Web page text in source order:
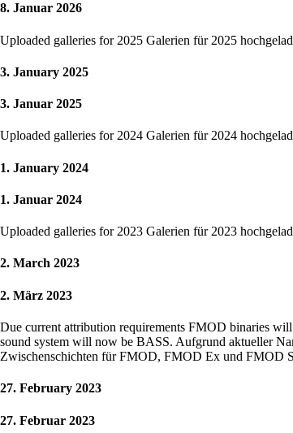
8. Januar 2026
Uploaded galleries for 2025 Galerien für 2025
3. January 2025
3. Januar 2025
Uploaded galleries for 2024 Galerien für 2024
1. January 2024
1. Januar 2024
Uploaded galleries for 2023 Galerien für 2023
2. March 2023
2. März 2023
Due current attribution requirements FMOD binaries
sound system will now be BASS. Aufgrund aktueller
Zwischenschichten für FMOD, FMOD Ex und FMOD
27. February 2023
27. Februar 2023